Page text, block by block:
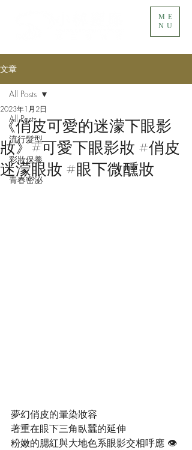
ME
NU
文章
All Posts
流行髮型
彩妝保養
青春密泌
All Posts
《俏皮可愛的迷濛下眼影
妝》#可愛下眼影妝 #俏皮
迷濛眼妝 #眼下微醺妝
2023年1月2日
夢幻俏皮的暈染妝容
著重在眼下三角臥蠶的延伸
粉嫩的腮紅與大地色系眼影交相呼應 👁️